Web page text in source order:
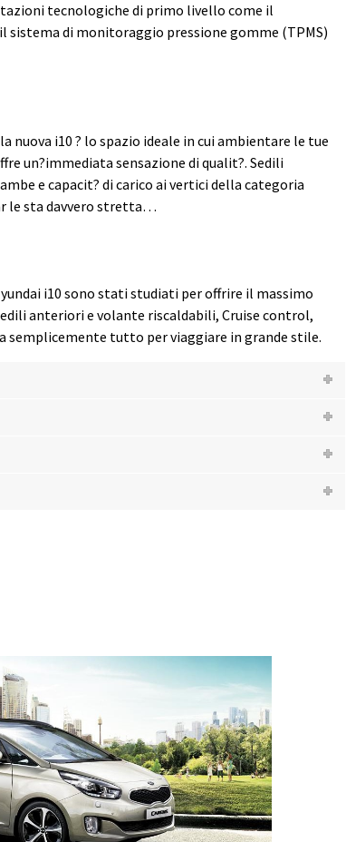
tecnologiche di primo livello come il
sistema di monitoraggio pressione gomme (TPMS)
nuova i10 ? lo spazio ideale in cui ambientare le tue
un?immediata sensazione di qualit?. Sedili
e capacit? di carico ai vertici della categoria
le sta davvero stretta…
i10 sono stati studiati per offrire il massimo
anteriori e volante riscaldabili, Cruise control,
semplicemente tutto per viaggiare in grande stile.